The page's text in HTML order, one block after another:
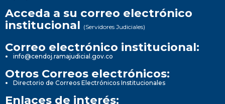
Acceda a su correo electrónico
institucional (Servidores Judiciales)
Correo electrónico institucional:
info@cendoj.ramajudicial.gov.co
Otros Correos electrónicos:
Directorio de Correos Electrónicos Institucionales
Enlaces de interés: